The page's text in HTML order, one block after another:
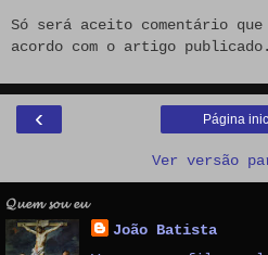
Só será aceito comentário
acordo com o artigo publicado.
‹ Página
Ver versão
𝓠𝓾𝓮𝓶 𝓼𝓸𝓾 𝓮𝓾
João Batista